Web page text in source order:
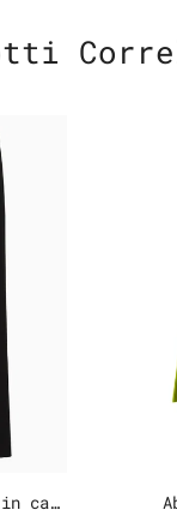
Pantaloni palazzo in cady